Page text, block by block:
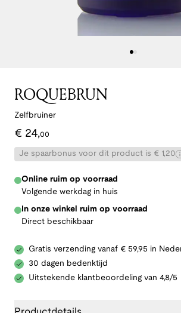
ROQUEBRUN
Zelfbruiner
€ 24,00
Je spaarbonus voor dit product is € 1,20
Online ruim op voorraad
Volgende werkdag in huis
In onze winkel ruim op voorraad
Direct beschikbaar
Gratis verzending vanaf € 59,95 in
30 dagen bedenktijd
Uitstekende klantbeoordeling van 4,8/5